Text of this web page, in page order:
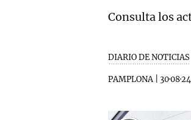
Consulta los
DIARIO DE NOTICIAS
PAMPLONA| 30·08·24